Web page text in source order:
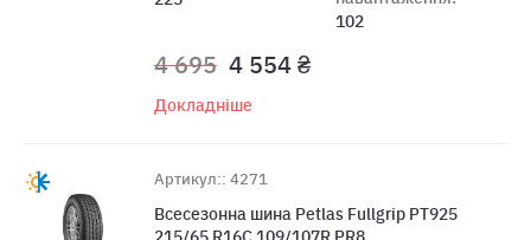
102
4 695 4 554 ₴
Докладніше
Артикул:: 4271
Всесезонна шина Petlas Fullgrip PT925